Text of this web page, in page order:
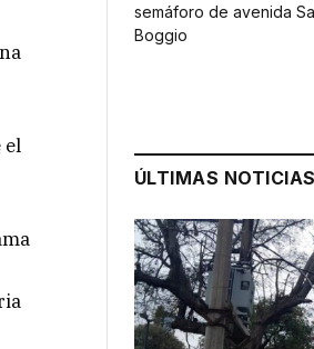
el
semáforo de avenida
Boggio
ÚLTIMAS NOTICIAS